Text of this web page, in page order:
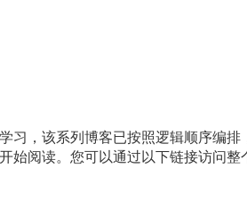
习，该系列博客已按照逻辑顺序编排
始阅读。您可以通过以下链接访问整